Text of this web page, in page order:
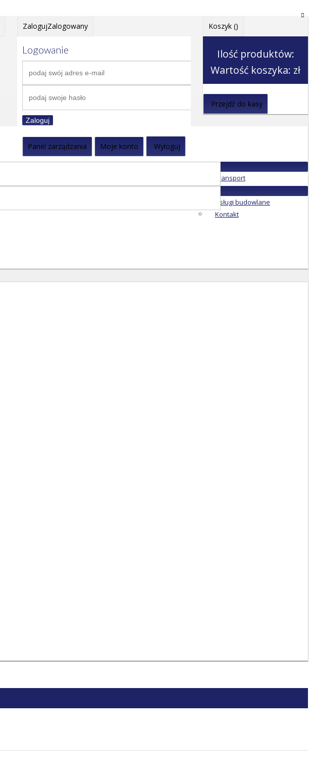
ZalogujZalogowany
Logowanie
Zaloguj
Panel zarządzania Moje konto Wyloguj
Koszyk ()
Ilość produktów:
Wartość koszyka: zł
Przejdź do kasy
Transport
Usługi budowlane
Kontakt